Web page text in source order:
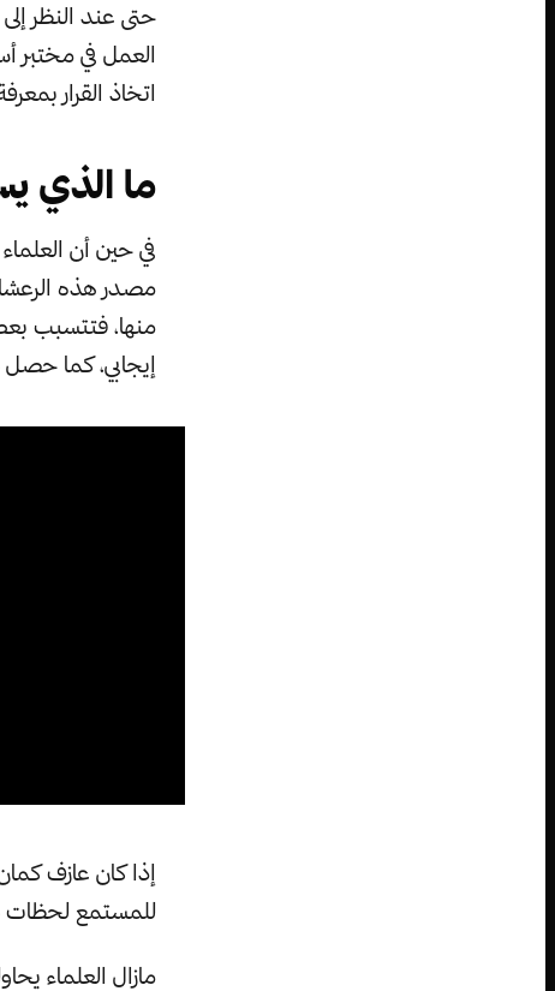
حتى عند النظر
العمل في مختبر
اتخاذ القرار
ما الذي
في حين أن
مصدر هذه
منها، فتتسبب
إيجابي، كما حصل مع سوزان بويل عام 2009
إذا كان عازف
للمستمع لحظات
مازال العلماء